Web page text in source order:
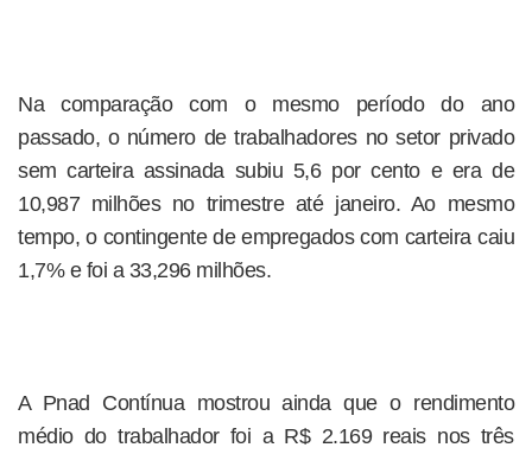
Na comparação com o mesmo período do ano
passado, o número de trabalhadores no setor privado
sem carteira assinada subiu 5,6 por cento e era de
10,987 milhões no trimestre até janeiro. Ao mesmo
tempo, o contingente de empregados com carteira caiu
1,7% e foi a 33,296 milhões.
A Pnad Contínua mostrou ainda que o rendimento
médio do trabalhador foi a R$ 2.169 reais nos três